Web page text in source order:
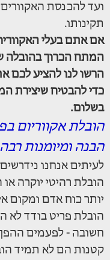
ועד להכנסת
תקינותו.
אם אתם בעלי
המתח הכרוך בהובלה
הרשו לנו להציע לכם
כדי להבטיח שיצירת
בשלום.
הובלת אקווריום
הבנה ומיומנות רבה
לעיתים אנחנו
הובלת רהיטי יוקרה
יותר כוח אדם ומקום
הובלת פריט בודד לא
חשובה - לפעמים
קטנות הם לא תמיד